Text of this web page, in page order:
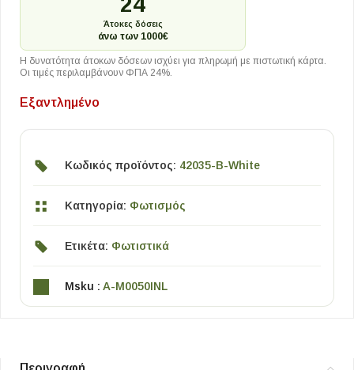
Άτοκες δόσεις
άνω των 1000€
Η δυνατότητα άτοκων δόσεων ισχύει για πληρωμή με πιστωτική κάρτα.
Οι τιμές περιλαμβάνουν ΦΠΑ 24%.
Εξαντλημένο
Κωδικός προϊόντος: 42035-B-White
Κατηγορία: Φωτισμός
Ετικέτα: Φωτιστικά
Msku : A-M0050INL